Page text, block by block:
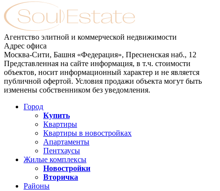
Агентство элитной и коммерческой недвижимости
Адрес офиса
Москва-Сити, Башня «Федерация», Пресненская наб., 12
Представленная на сайте информация, в т.ч. стоимости
объектов, носит информационный характер и не является
публичной офертой. Условия продажи объекта могут быть
изменены собственником без уведомления.
Город
Купить
Квартиры
Квартиры в новостройках
Апартаменты
Пентхаусы
Жилые комплексы
Новостройки
Вторичка
Районы